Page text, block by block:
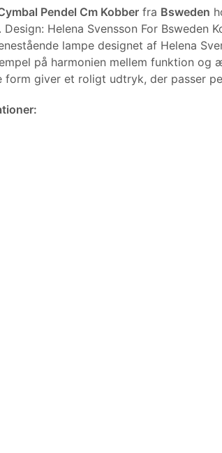
Pendel Cm Kobber fra Bsweden
. Design: Helena Svensson For Bsweden
lampe designet af Helena
på harmonien mellem funktion og
form giver et roligt udtryk, der passer